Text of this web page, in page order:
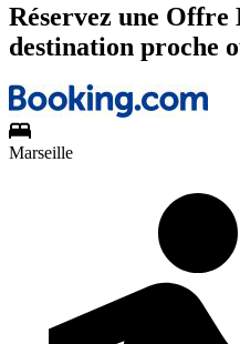
Réservez une Offre
destination proche
Marseille